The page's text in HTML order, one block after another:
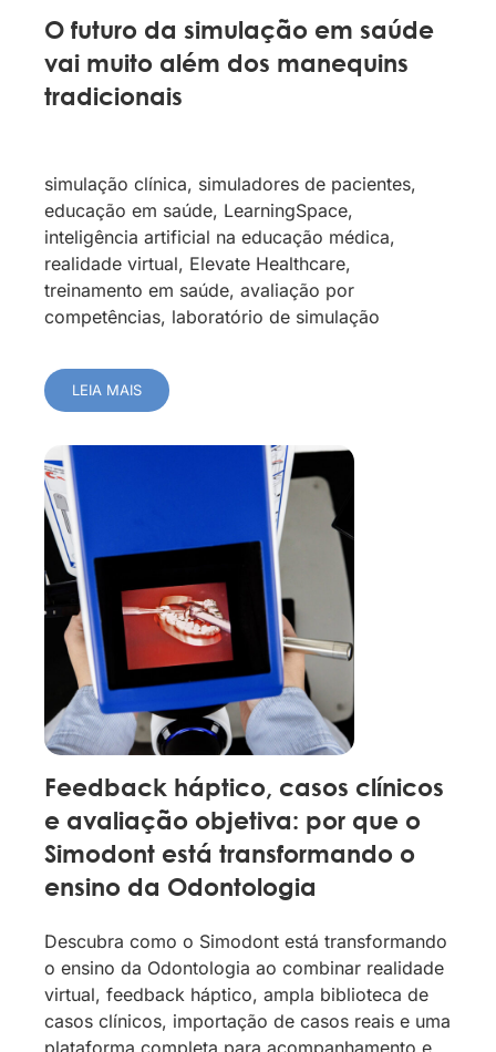
O futuro da simulação em saúde
vai muito além dos manequins
tradicionais
simulação clínica, simuladores de pacientes,
educação em saúde, LearningSpace,
inteligência artificial na educação médica,
realidade virtual, Elevate Healthcare,
treinamento em saúde, avaliação por
competências, laboratório de simulação
LEIA MAIS
Feedback háptico, casos clínicos
e avaliação objetiva: por que o
Simodont está transformando o
ensino da Odontologia
Descubra como o Simodont está transformando
o ensino da Odontologia ao combinar realidade
virtual, feedback háptico, ampla biblioteca de
casos clínicos, importação de casos reais e uma
plataforma completa para acompanhamento e